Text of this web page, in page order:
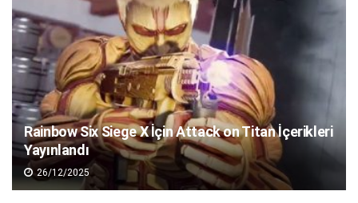
Rainbow Six Siege X İçin Attack on Titan İçerikleri
Yayınlandı
26/12/2025